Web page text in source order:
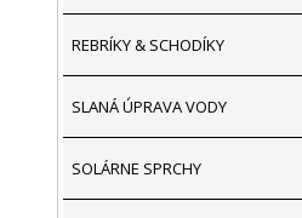
REBRÍKY & SCHODÍKY
SLANÁ ÚPRAVA VODY
SOLÁRNE SPRCHY